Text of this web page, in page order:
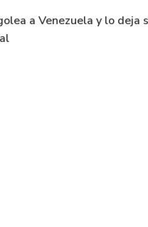
a Venezuela y lo deja